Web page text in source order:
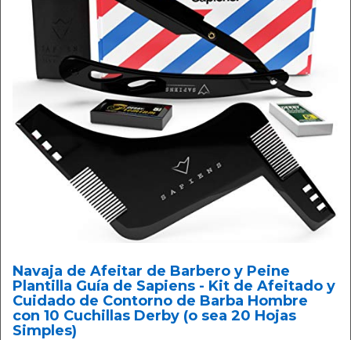
Navaja de Afeitar de Barbero y Peine
Plantilla Guía de Sapiens - Kit de Afeitado y
Cuidado de Contorno de Barba Hombre
con 10 Cuchillas Derby (o sea 20 Hojas
Simples)